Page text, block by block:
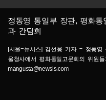
정동영 통일부 장관, 평화통
과 간담회
[서울=뉴시스] 김선웅 기자 = 정동
울청사에서 평화통일고문회의 위원
mangusta@newsis.com